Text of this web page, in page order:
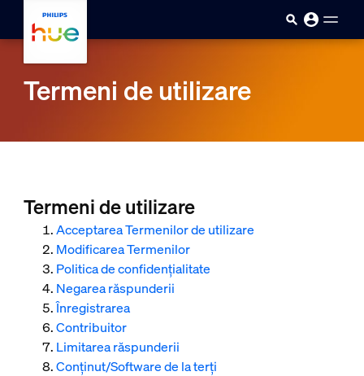
Termeni de utilizare
Termeni de utilizare
Acceptarea Termenilor de utilizare
Modificarea Termenilor
Politica de confidențialitate
Negarea răspunderii
Înregistrarea
Contribuitor
Limitarea răspunderii
Conținut/Software de la terți